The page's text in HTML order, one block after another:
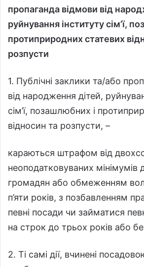
пропаганда відмови від
руйнування інституту сім’ї,
протиприродних статевих
розпусти
1. Публічні заклики та/або
від народження дітей,
сім’ї, позашлюбних і
відносин та розпусти, –
караються штрафом від
неоподатковуваних мінімумів
громадян або обмеженням
п’яти років, з позбавленням
певні посади чи займатися
на строк до трьох років або
2. Ті самі дії, вчинені